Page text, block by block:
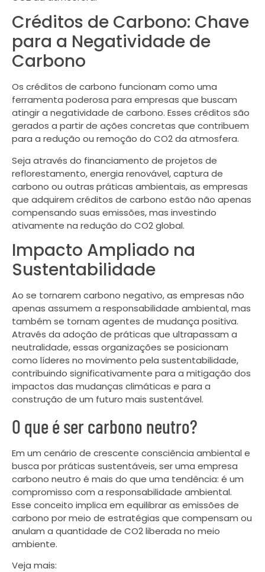
Créditos de Carbono: Chave
para a Negatividade de
Carbono
Os créditos de carbono funcionam como uma
ferramenta poderosa para empresas que buscam
atingir a negatividade de carbono. Esses créditos são
gerados a partir de ações concretas que contribuem
para a redução ou remoção do CO2 da atmosfera.
Seja através do financiamento de projetos de
reflorestamento, energia renovável, captura de
carbono ou outras práticas ambientais, as empresas
que adquirem créditos de carbono estão não apenas
compensando suas emissões, mas investindo
ativamente na redução do CO2 global.
Impacto Ampliado na
Sustentabilidade
Ao se tornarem carbono negativo, as empresas não
apenas assumem a responsabilidade ambiental, mas
também se tornam agentes de mudança positiva.
Através da adoção de práticas que ultrapassam a
neutralidade, essas organizações se posicionam
como líderes no movimento pela sustentabilidade,
contribuindo significativamente para a mitigação dos
impactos das mudanças climáticas e para a
construção de um futuro mais sustentável.
O que é ser carbono neutro?
Em um cenário de crescente consciência ambiental e
busca por práticas sustentáveis, ser uma empresa
carbono neutro é mais do que uma tendência: é um
compromisso com a responsabilidade ambiental.
Esse conceito implica em equilibrar as emissões de
carbono por meio de estratégias que compensam ou
anulam a quantidade de CO2 liberada no meio
ambiente.
Veja mais: